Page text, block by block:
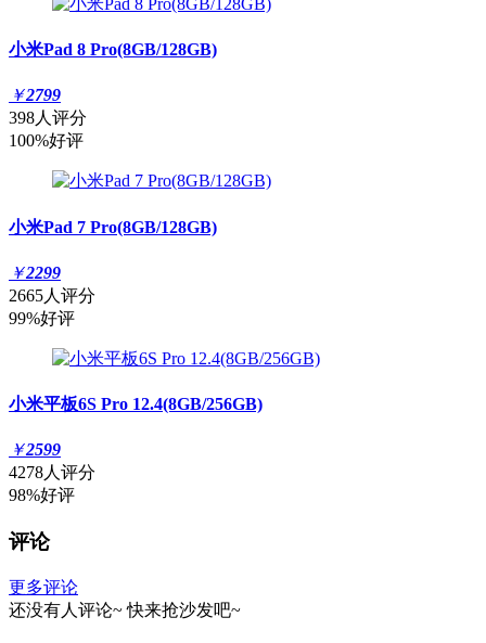
小米Pad 8 Pro(8GB/128GB)
￥2799
398人评分
100%好评
小米Pad 7 Pro(8GB/128GB)
￥2299
2665人评分
99%好评
小米平板6S Pro 12.4(8GB/256GB)
￥2599
4278人评分
98%好评
评论
更多评论
还没有人评论~ 快来抢沙发吧~